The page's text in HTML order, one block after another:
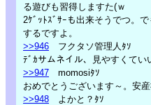
る遊びも習得しますた(ｗ
2ｹﾞｯﾄｽﾞｻｰも出来そうでつ。
するですよ。
>>946 フクタソ管理人ﾀｿ
ﾃﾞｶサムネイル、見やすくて
>>947 momosiﾀｿ
おめでとうございます～。安
>>948 よかと？ﾀｿ